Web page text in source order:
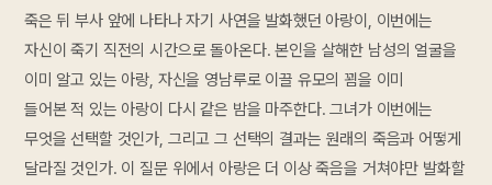
죽은 뒤 부사 앞에 나타나 자기 사연을 발화했던 아랑이, 이번에는
자신이 죽기 직전의 시간으로 돌아온다. 본인을 살해한 남성의 얼굴을
이미 알고 있는 아랑, 자신을 영남루로 이끌 유모의 꾐을 이미
들어본 적 있는 아랑이 다시 같은 밤을 마주한다. 그녀가 이번에는
무엇을 선택할 것인가, 그리고 그 선택의 결과는 원래의 죽음과 어떻게
달라질 것인가. 이 질문 위에서 아랑은 더 이상 죽음을 거쳐야만 발화할